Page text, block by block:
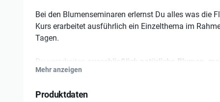
Bei den Blumenseminaren erlernst Du alles was die
Kurs erarbeitet ausführlich ein Einzelthema im
Tagen.
Du verarbeiten ausschließlich natürliche Blumen,
Die Auswahl der Blumen und Themen richtet sich
In den Kursstunden erleben man jedes Mal aufs Neue
Mehr anzeigen
Produktdaten